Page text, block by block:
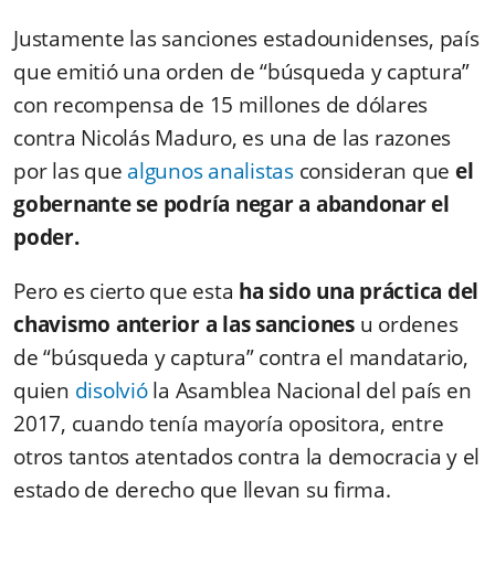
Justamente las sanciones estadounidenses, país
que emitió una orden de “búsqueda y captura”
con recompensa de 15 millones de dólares
contra Nicolás Maduro, es una de las razones
por las que algunos analistasconsideran que el
gobernante se podría negar a abandonar el
poder.
Pero es cierto que esta ha sido una práctica del
chavismo anterior a las sanciones u ordenes
de “búsqueda y captura” contra el mandatario,
quien disolvióla Asamblea Nacional del país en
2017, cuando tenía mayoría opositora, entre
otros tantos atentados contra la democracia y el
estado de derecho que llevan su firma.